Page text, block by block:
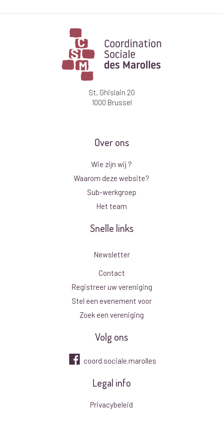
St. Ghislain 20
1000 Brussel
Over ons
Wie zijn wij ?
Waarom deze website?
Sub-werkgroep
Het team
Snelle links
Newsletter
Contact
Registreer uw vereniging
Stel een evenement voor
Zoek een vereniging
Volg ons
coord.sociale.marolles
Legal info
Privacybeleid